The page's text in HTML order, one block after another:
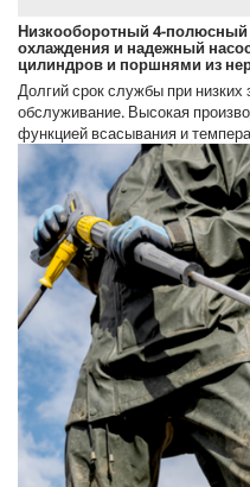
Низкооборотный 4-полюсный
охлаждения и надежный
цилиндров и поршнями из
Долгий срок службы при низких
обслуживание. Высокая
функцией всасывания и